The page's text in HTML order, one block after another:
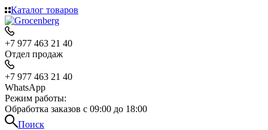
Каталог товаров
+7 977 463 21 40
Отдел продаж
+7 977 463 21 40
WhatsApp
Режим работы:
Обработка заказов с 09:00 до 18:00
Поиск